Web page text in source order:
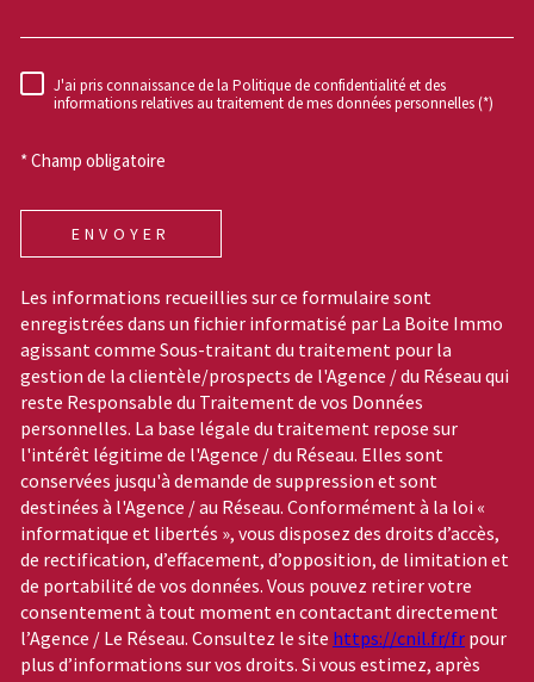
RÈGLEMENTATION
J'ai pris connaissance de la Politique de confidentialité et des
informations relatives au traitement de mes données personnelles (*)
* Champ obligatoire
ENVOYER
Les informations recueillies sur ce formulaire sont
enregistrées dans un fichier informatisé par La Boite Immo
agissant comme Sous-traitant du traitement pour la
gestion de la clientèle/prospects de l'Agence / du Réseau qui
reste Responsable du Traitement de vos Données
personnelles. La base légale du traitement repose sur
l'intérêt légitime de l'Agence / du Réseau. Elles sont
conservées jusqu'à demande de suppression et sont
destinées à l'Agence / au Réseau. Conformément à la loi «
informatique et libertés », vous disposez des droits d’accès,
de rectification, d’effacement, d’opposition, de limitation et
de portabilité de vos données. Vous pouvez retirer votre
consentement à tout moment en contactant directement
l’Agence / Le Réseau. Consultez le site https://cnil.fr/fr pour
plus d’informations sur vos droits. Si vous estimez, après